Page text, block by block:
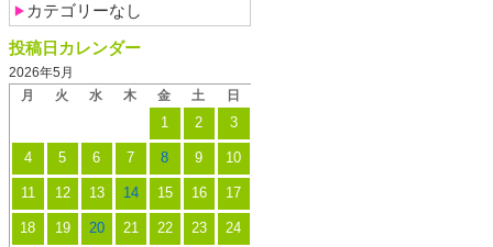
カテゴリーなし
投稿日カレンダー
2026年5月
月
火 水 木 金 土 日
1 2 3
4 5 6 7 8 9 10
11 12 13 14 15 16 17
18 19 20 21 22 23 24
観
察
し
ケ
玉
を